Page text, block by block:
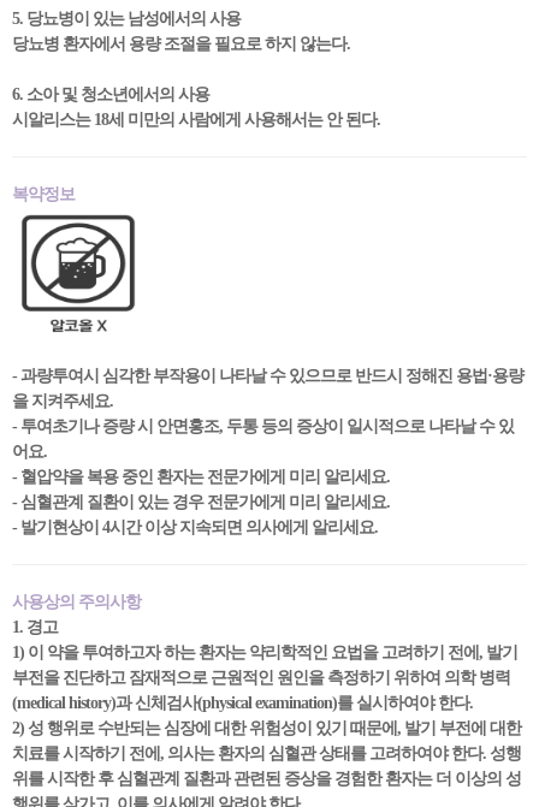
5. 당뇨병이 있는 남성에서의 사용
당뇨병 환자에서 용량 조절을 필요로 하지 않는다.
6. 소아 및 청소년에서의 사용
시알리스는 18세 미만의 사람에게 사용해서는 안 된다.
복약정보
- 과량투여시 심각한 부작용이 나타날 수 있으므로 반드시 정해진 용법·용량
을 지켜주세요.
- 투여초기나 증량 시 안면홍조, 두통 등의 증상이 일시적으로 나타날 수 있
어요.
- 혈압약을 복용 중인 환자는 전문가에게 미리 알리세요.
- 심혈관계 질환이 있는 경우 전문가에게 미리 알리세요.
- 발기현상이 4시간 이상 지속되면 의사에게 알리세요.
사용상의 주의사항
1. 경고
1) 이 약을 투여하고자 하는 환자는 약리학적인 요법을 고려하기 전에, 발기
부전을 진단하고 잠재적으로 근원적인 원인을 측정하기 위하여 의학 병력
(medical history)과 신체검사(physical examination)를 실시하여야 한다.
2) 성 행위로 수반되는 심장에 대한 위험성이 있기 때문에, 발기 부전에 대한
치료를 시작하기 전에, 의사는 환자의 심혈관 상태를 고려하여야 한다. 성행
위를 시작한 후 심혈관계 질환과 관련된 증상을 경험한 환자는 더 이상의 성